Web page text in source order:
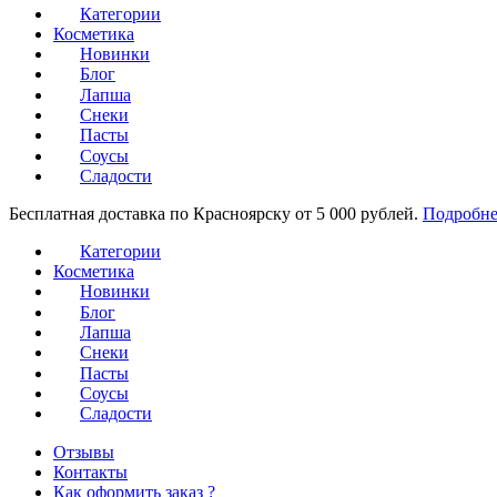
Категории
Косметика
Новинки
Блог
Лапша
Снеки
Пасты
Соусы
Сладости
Бесплатная доставка по Красноярску от 5 000 рублей.
Категории
Косметика
Новинки
Блог
Лапша
Снеки
Пасты
Соусы
Сладости
Отзывы
Контакты
Как оформить заказ ?